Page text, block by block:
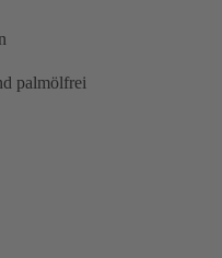
palmölfrei